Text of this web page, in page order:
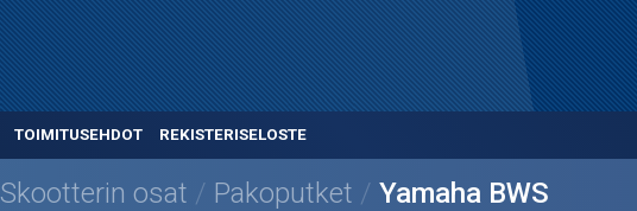
TOIMITUSEHDOT REKISTERISELOSTE
Skootterin osat Pakoputket Yamaha BWS